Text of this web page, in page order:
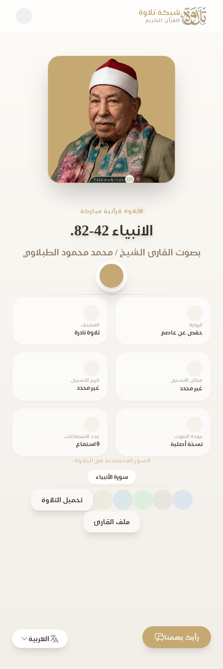
شبكة تلاوة
للقرآن الكريم
تلاوة قرآنية مباركة
الانبياء 42-82.
بصوت القارئ الشيخ / محمد محمود الطبلاوي
الرواية
حفص عن عاصم
المصحف
تلاوة نادرة
مكان التسجيل
غير محدد
تاريخ التسجيل
غير محدد
جودة الصوت
نسخة أصلية
عدد الاستماعات
0 استماع
السور المتضمنة في التلاوة:
سورة الأنبياء
تحميل التلاوة
ملف القارئ
العربية رأيك يهمنا